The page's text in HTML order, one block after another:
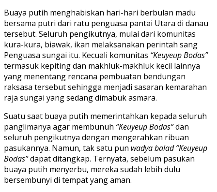
Buaya putih menghabiskan hari-hari berbulan madu
bersama putri dari ratu penguasa pantai Utara di danau
tersebut. Seluruh pengikutnya, mulai dari komunitas
kura-kura, biawak, ikan melaksanakan perintah sang
Penguasa sungai itu. Kecuali komunitas “Keuyeup Bodas”
termasuk kepiting dan makhluk-makhluk kecil lainnya
yang menentang rencana pembuatan bendungan
raksasa tersebut sehingga menjadi sasaran kemarahan
raja sungai yang sedang dimabuk asmara.
Suatu saat buaya putih memerintahkan kepada seluruh
panglimanya agar membunuh “Keuyeup Bodas”dan
seluruh pengikutnya dengan mengerahkan ribuan
pasukannya. Namun, tak satu pun wadya balad “Keuyeup
Bodas”dapat ditangkap. Ternyata, sebelum pasukan
buaya putih menyerbu, mereka sudah lebih dulu
bersembunyi di tempat yang aman.